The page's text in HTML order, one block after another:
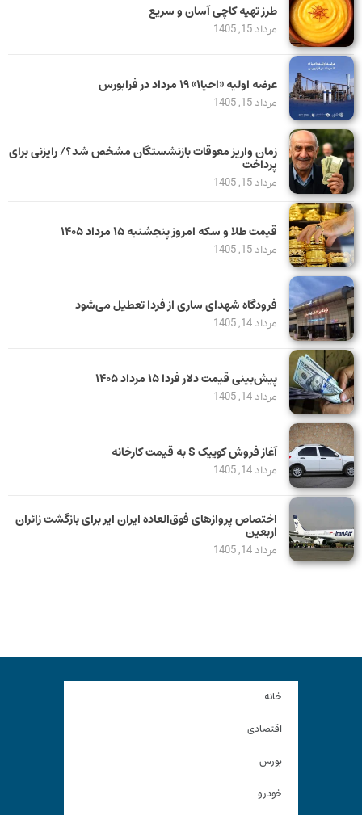
طرز تهیه کاچی آسان و سریع
مرداد 15, 1405
عرضه اولیه «احیا۱» ۱۹ مرداد در فرابورس
مرداد 15, 1405
زمان واریز معوقات بازنشستگان مشخص شد؟/ رایزنی برای
پرداخت
مرداد 15, 1405
قیمت طلا و سکه امروز پنجشنبه ۱۵ مرداد ۱۴۰۵
مرداد 15, 1405
فرودگاه شهدای ساری از فردا تعطیل می‌شود
مرداد 14, 1405
پیش‌بینی قیمت دلار فردا ۱۵ مرداد ۱۴۰۵
مرداد 14, 1405
آغاز فروش کوییک S به قیمت کارخانه
مرداد 14, 1405
اختصاص پروازهای فوق‌العاده ایران ایر برای بازگشت زائران
اربعین
مرداد 14, 1405